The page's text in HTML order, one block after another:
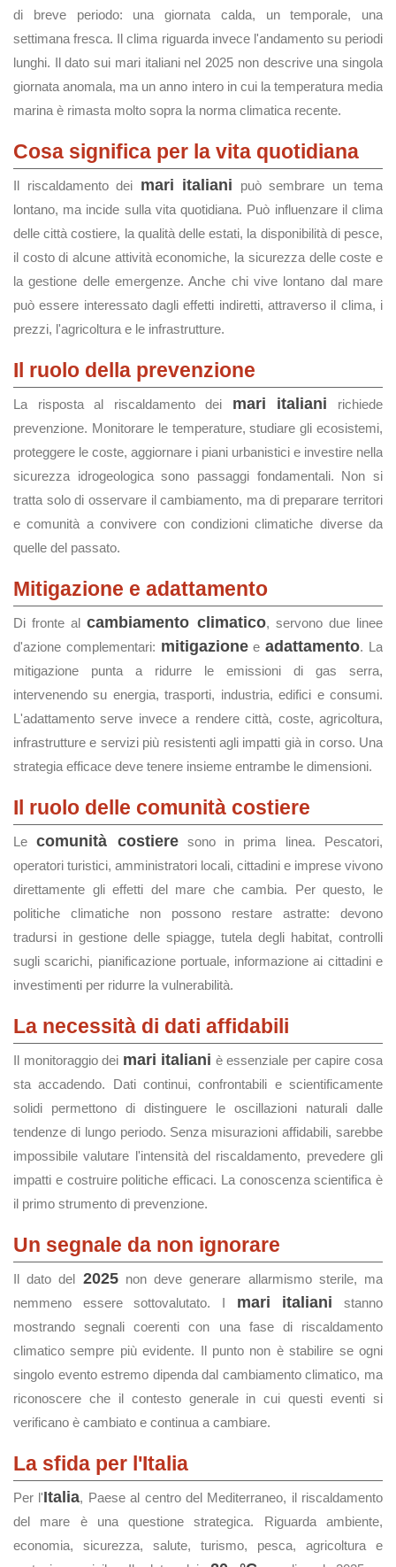
di breve periodo: una giornata calda, un temporale, una
settimana fresca. Il clima riguarda invece l'andamento su periodi
lunghi. Il dato sui mari italiani nel 2025 non descrive una singola
giornata anomala, ma un anno intero in cui la temperatura media
marina è rimasta molto sopra la norma climatica recente.
Cosa significa per la vita quotidiana
Il riscaldamento dei mari italiani può sembrare un tema
lontano, ma incide sulla vita quotidiana. Può influenzare il clima
delle città costiere, la qualità delle estati, la disponibilità di pesce,
il costo di alcune attività economiche, la sicurezza delle coste e
la gestione delle emergenze. Anche chi vive lontano dal mare
può essere interessato dagli effetti indiretti, attraverso il clima, i
prezzi, l'agricoltura e le infrastrutture.
Il ruolo della prevenzione
La risposta al riscaldamento dei mari italiani richiede
prevenzione. Monitorare le temperature, studiare gli ecosistemi,
proteggere le coste, aggiornare i piani urbanistici e investire nella
sicurezza idrogeologica sono passaggi fondamentali. Non si
tratta solo di osservare il cambiamento, ma di preparare territori
e comunità a convivere con condizioni climatiche diverse da
quelle del passato.
Mitigazione e adattamento
Di fronte alcambiamento climatico, servono due linee
d'azione complementari: mitigazioneeadattamento. La
mitigazione punta a ridurre le emissioni di gas serra,
intervenendo su energia, trasporti, industria, edifici e consumi.
L'adattamento serve invece a rendere città, coste, agricoltura,
infrastrutture e servizi più resistenti agli impatti già in corso. Una
strategia efficace deve tenere insieme entrambe le dimensioni.
Il ruolo delle comunità costiere
Lecomunità costieresono in prima linea. Pescatori,
operatori turistici, amministratori locali, cittadini e imprese vivono
direttamente gli effetti del mare che cambia. Per questo, le
politiche climatiche non possono restare astratte: devono
tradursi in gestione delle spiagge, tutela degli habitat, controlli
sugli scarichi, pianificazione portuale, informazione ai cittadini e
investimenti per ridurre la vulnerabilità.
La necessità di dati affidabili
Il monitoraggio dei mari italiani è essenziale per capire cosa
sta accadendo. Dati continui, confrontabili e scientificamente
solidi permettono di distinguere le oscillazioni naturali dalle
tendenze di lungo periodo. Senza misurazioni affidabili, sarebbe
impossibile valutare l'intensità del riscaldamento, prevedere gli
impatti e costruire politiche efficaci. La conoscenza scientifica è
il primo strumento di prevenzione.
Un segnale da non ignorare
Il dato del 2025non deve generare allarmismo sterile, ma
nemmeno essere sottovalutato. I mari italiani stanno
mostrando segnali coerenti con una fase di riscaldamento
climatico sempre più evidente. Il punto non è stabilire se ogni
singolo evento estremo dipenda dal cambiamento climatico, ma
riconoscere che il contesto generale in cui questi eventi si
verificano è cambiato e continua a cambiare.
La sfida per l'Italia
Per l'Italia, Paese al centro del Mediterraneo, il riscaldamento
del mare è una questione strategica. Riguarda ambiente,
economia, sicurezza, salute, turismo, pesca, agricoltura e